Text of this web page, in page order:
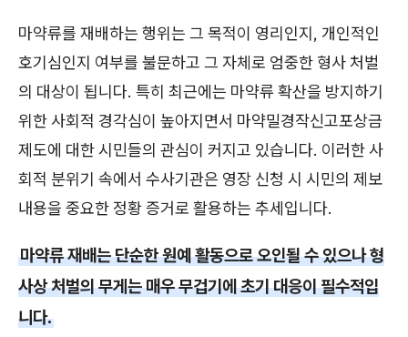
마약류를 재배하는 행위는 그 목적이 영리인지, 개인적인
호기심인지 여부를 불문하고 그 자체로 엄중한 형사 처벌
의 대상이 됩니다. 특히 최근에는 마약류 확산을 방지하기
위한 사회적 경각심이 높아지면서 마약밀경작신고포상금
제도에 대한 시민들의 관심이 커지고 있습니다. 이러한 사
회적 분위기 속에서 수사기관은 영장 신청 시 시민의 제보
내용을 중요한 정황 증거로 활용하는 추세입니다.
마약류 재배는 단순한 원예 활동으로 오인될 수 있으나 형
사상 처벌의 무게는 매우 무겁기에 초기 대응이 필수적입
니다.